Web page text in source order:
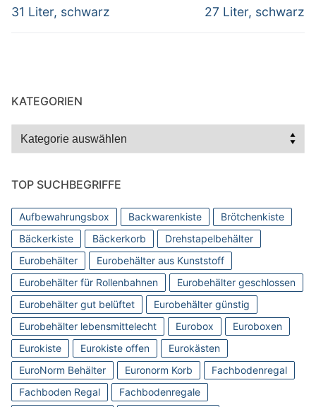
31 Liter, schwarz
27 Liter, schwarz
KATEGORIEN
Kategorien
TOP SUCHBEGRIFFE
Aufbewahrungsbox Backwarenkiste
Brötchenkiste
Bäckerkiste
Bäckerkorb
Drehstapelbehälter
Eurobehälter
Eurobehälter aus Kunststoff
Eurobehälter für Rollenbahnen
Eurobehälter geschlossen
Eurobehälter gut belüftet
Eurobehälter günstig
Eurobehälter lebensmittelecht
Eurobox
Euroboxen
Eurokiste
Eurokiste offen
Eurokästen
EuroNorm Behälter
Euronorm Korb
Fachbodenregal
Fachboden Regal
Fachbodenregale